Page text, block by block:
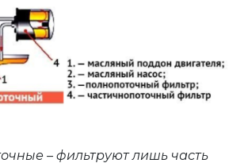
– фильтруют лишь часть